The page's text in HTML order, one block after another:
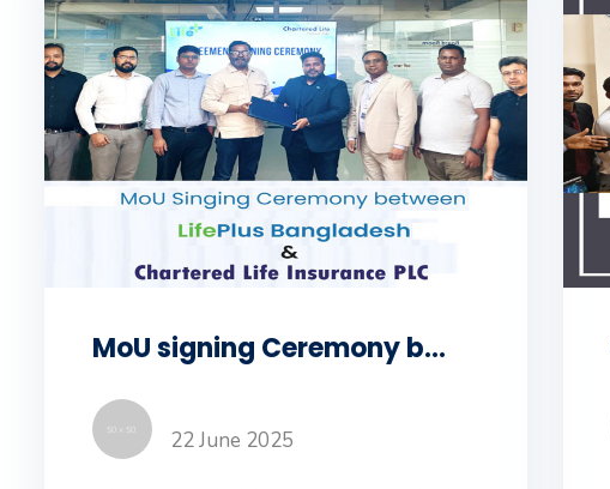
MoU signing Ceremony between LifePlus Bangladesh & Chartered Life
22 June 2025